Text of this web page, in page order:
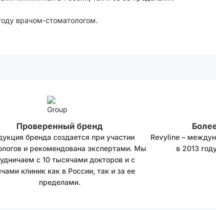
врачом-стоматологом.
Проверенный бренд
бренда создается при участии
и рекомендована экспертами. Мы
с 10 тысячами докторов и с
клиник как в России, так и за ее
пределами.
Revyline –
в 2013